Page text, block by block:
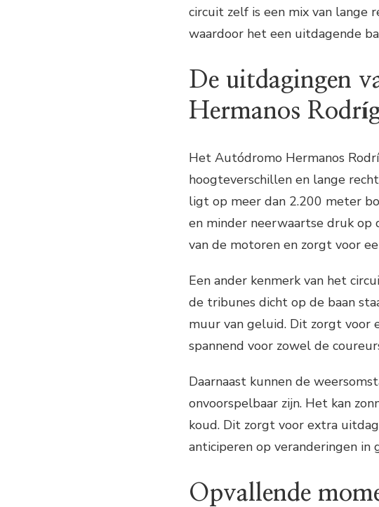
circuit zelf is een mix van lange
waardoor het een uitdagende
De uitdagingen
Hermanos
Het Autódromo Hermanos
hoogteverschillen en lange
ligt op meer dan 2.200 meter
en minder neerwaartse druk op
van de motoren en zorgt voor
Een ander kenmerk van het
de tribunes dicht op de baan
muur van geluid. Dit zorgt voor
spannend voor zowel de
Daarnaast kunnen de
onvoorspelbaar zijn. Het kan
koud. Dit zorgt voor extra
anticiperen op veranderingen in
Opvallende